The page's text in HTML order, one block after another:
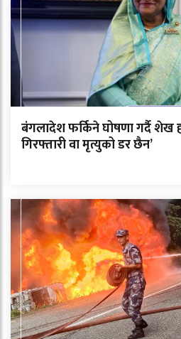
बंगलादेश फर्किने घोषणा गर्दै शेख
गिरफ्तारी वा मृत्युको डर छैन’